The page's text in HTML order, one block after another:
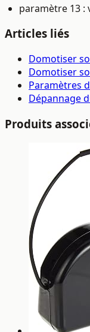
paramètre 13 :
Articles liés
Domotiser
Domotiser
Paramètres
Dépannage
Produits